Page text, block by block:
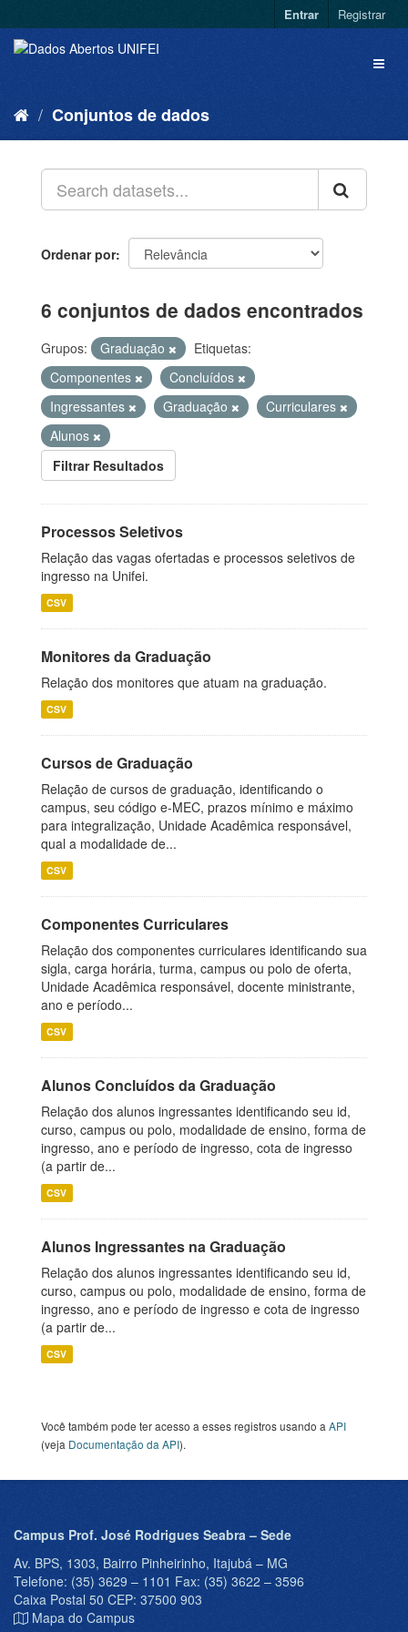
Entrar Registrar
Conjuntos de dados
Ordenar por
6 conjuntos de dados encontrados
Grupos: Graduação
Etiquetas:
Componentes
Concluídos
Ingressantes
Graduação
Curriculares
Alunos
Filtrar Resultados
Processos Seletivos
Relação das vagas ofertadas e processos seletivos de
ingresso na Unifei.
CSV
Monitores da Graduação
Relação dos monitores que atuam na graduação.
CSV
Cursos de Graduação
Relação de cursos de graduação, identificando o
campus, seu código e-MEC, prazos mínimo e máximo
para integralização, Unidade Acadêmica responsável,
qual a modalidade de...
CSV
Componentes Curriculares
Relação dos componentes curriculares identificando sua
sigla, carga horária, turma, campus ou polo de oferta,
Unidade Acadêmica responsável, docente ministrante,
ano e período...
CSV
Alunos Concluídos da Graduação
Relação dos alunos ingressantes identificando seu id,
curso, campus ou polo, modalidade de ensino, forma de
ingresso, ano e período de ingresso, cota de ingresso
(a partir de...
CSV
Alunos Ingressantes na Graduação
Relação dos alunos ingressantes identificando seu id,
curso, campus ou polo, modalidade de ensino, forma de
ingresso, ano e período de ingresso e cota de ingresso
(a partir de...
CSV
Você também pode ter acesso a esses registros usando a API
(veja Documentação da API).
Campus Prof. José Rodrigues Seabra – Sede
Av. BPS, 1303, Bairro Pinheirinho, Itajubá – MG
Telefone: (35) 3629 – 1101 Fax: (35) 3622 – 3596
Caixa Postal 50 CEP: 37500 903
Mapa do Campus